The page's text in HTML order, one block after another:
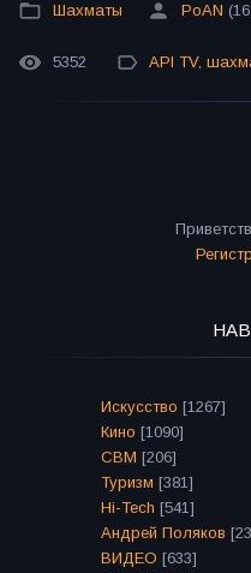
Шахматы PoAN
5352 API TV,
Искусство [1267]
Кино [1090]
СВМ [206]
Туризм [381]
Hi-Tech [541]
Андрей Поляков
ВИДЕО [633]